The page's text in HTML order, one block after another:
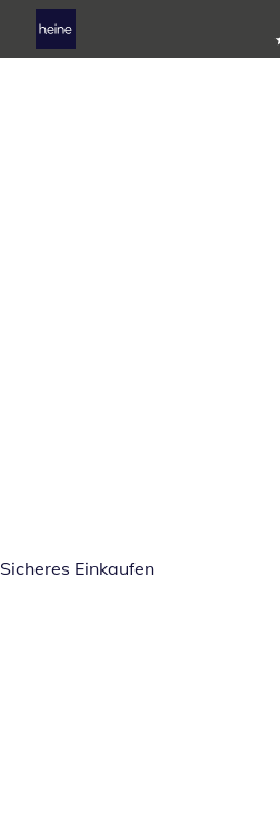
Sicheres Einkaufen